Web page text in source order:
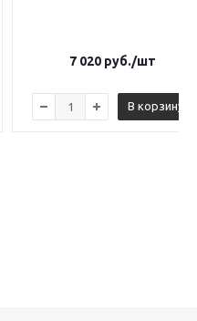
7 020 руб./шт
В корзину